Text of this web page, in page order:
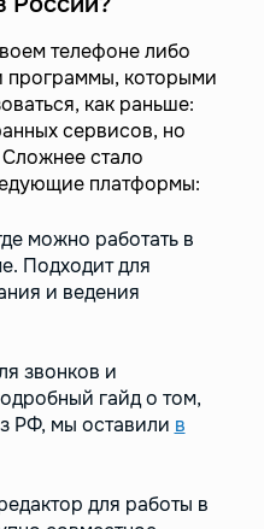
телефоне либо
программы, которыми
как раньше:
сервисов, но
стало
платформы:
можно работать в
Подходит для
и ведения
звонков и
гайд о том,
РФ, мы оставили в
для работы в